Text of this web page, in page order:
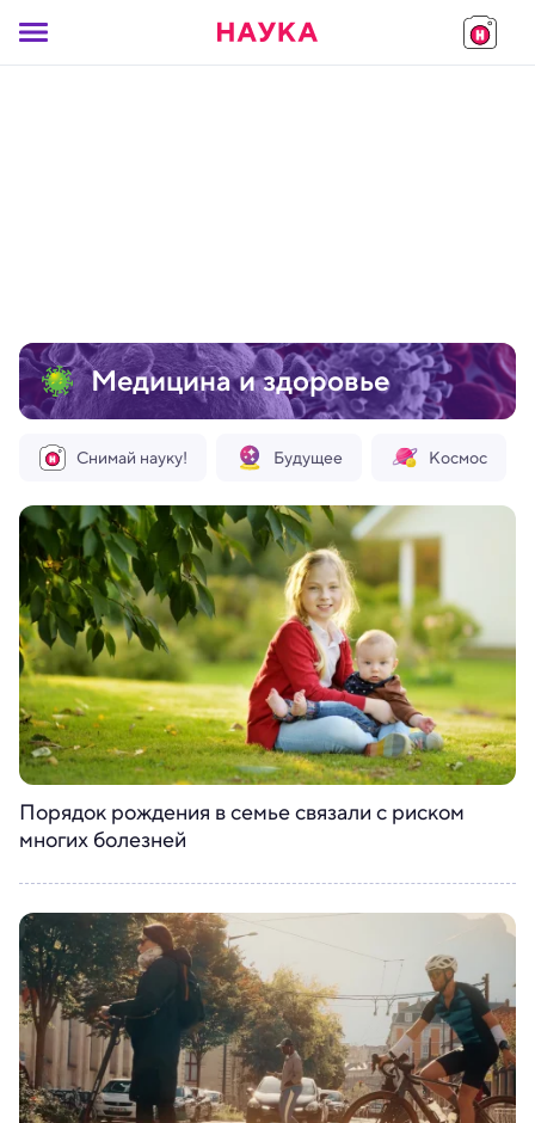
Медицина и здоровье
Снимай науку! Будущее Космос
Порядок рождения в семье связали с риском
многих болезней